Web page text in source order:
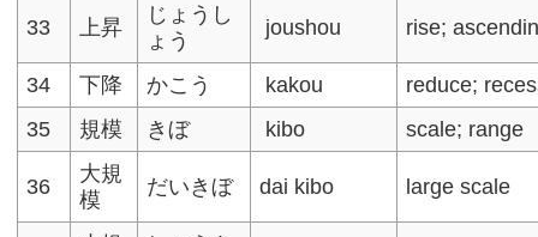
33 上昇
じょうし
ょう
joushou rise;
34 下降 かこう kakou
reduce;
35
規模 きぼ kibo scale; range
36
大規
模
だいきぼ dai kibo large scale